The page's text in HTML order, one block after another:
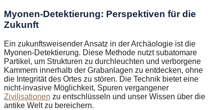
Myonen-Detektierung: Perspektiven für die
Zukunft
Ein zukunftsweisender Ansatz in der Archäologie ist die
Myonen-Detektierung. Diese Methode nutzt subatomare
Partikel, um Strukturen zu durchleuchten und verborgene
Kammern innerhalb der Grabanlagen zu entdecken, ohne
die Integrität des Ortes zu stören. Die Technik bietet eine
nicht-invasive Möglichkeit, Spuren vergangener
Zivilisationen zu entschlüsseln und unser Wissen über die
antike Welt zu bereichern.